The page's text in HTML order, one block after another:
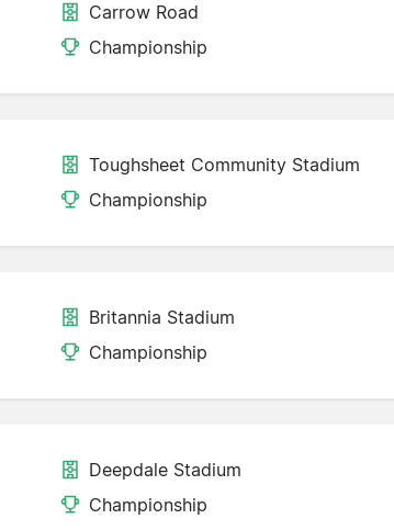
Carrow Road
Championship
Toughsheet Community Stadium
Championship
Britannia Stadium
Championship
Deepdale Stadium
Championship